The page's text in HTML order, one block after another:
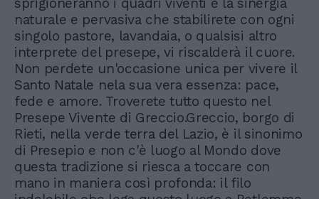
naturale e pervasiva che stabilirete con ogni
singolo pastore, lavandaia, o qualsisi altro
interprete del presepe, vi riscalderà il cuore.
Non perdete un'occasione unica per vivere il
Santo Natale nela sua vera essenza: pace,
fede e amore. Troverete tutto questo nel
Presepe Vivente di Greccio.Greccio, borgo di
Rieti, nella verde terra del Lazio, è il sinonimo
di Presepio e non c'è luogo al Mondo dove
questa tradizione si riesca a toccare con
mano in maniera così profonda: il filo